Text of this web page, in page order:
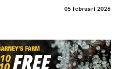
05 februari 2026